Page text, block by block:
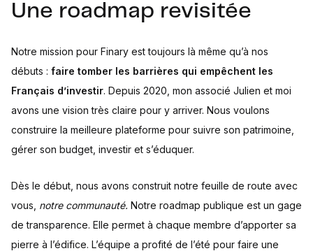
Une roadmap revisitée
Notre mission pour Finary est toujours là même qu’à nos
débuts : faire tomber les barrières qui empêchent les
Français d’investir. Depuis 2020, mon associé Julien et moi
avons une vision très claire pour y arriver. Nous voulons
construire la meilleure plateforme pour suivre son patrimoine,
gérer son budget, investir et s’éduquer.
Dès le début, nous avons construit notre feuille de route avec
vous, notre communauté. Notre roadmap publique est un gage
de transparence. Elle permet à chaque membre d’apporter sa
pierre à l’édifice. L’équipe a profité de l’été pour faire une